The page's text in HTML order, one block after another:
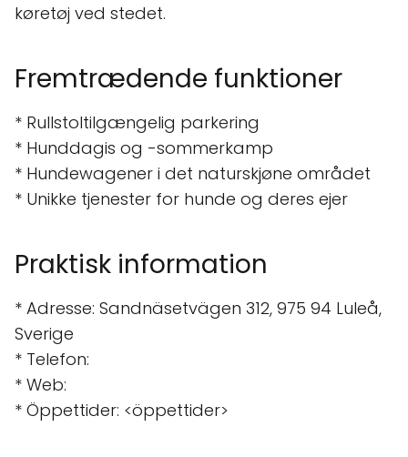
køretøj ved stedet.
Fremtrædende funktioner
* Rullstoltilgængelig parkering
* Hunddagis og -sommerkamp
* Hundewagener i det naturskjøne området
* Unikke tjenester for hunde og deres ejer
Praktisk information
* Adresse: Sandnäsetvägen 312, 975 94 Luleå,
Sverige
* Telefon:
* Web:
* Öppettider: <öppettider>